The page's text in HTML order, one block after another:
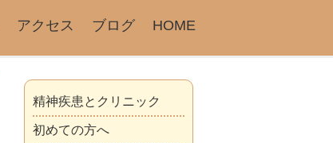
HOME
ブログ
アクセス
精神疾患とクリニック
初めての方へ